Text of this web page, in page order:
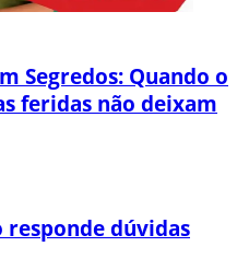
Segredos: Quando o
feridas não deixam
responde dúvidas